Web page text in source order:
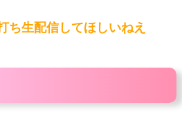
ち生配信してほしいねえ